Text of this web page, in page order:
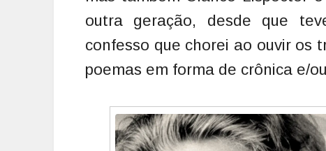
outra geração, desde que
confesso que chorei ao ouvir os
poemas em forma de crônica e/